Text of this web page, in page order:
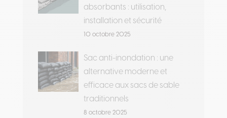
absorbants : utilisation,
installation et sécurité
10 octobre 2025
Sac anti-inondation : une
alternative moderne et
efficace aux sacs de sable
traditionnels
8 octobre 2025